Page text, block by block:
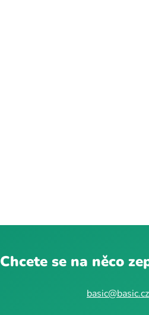
Chcete se na něco
basic@basic.cz